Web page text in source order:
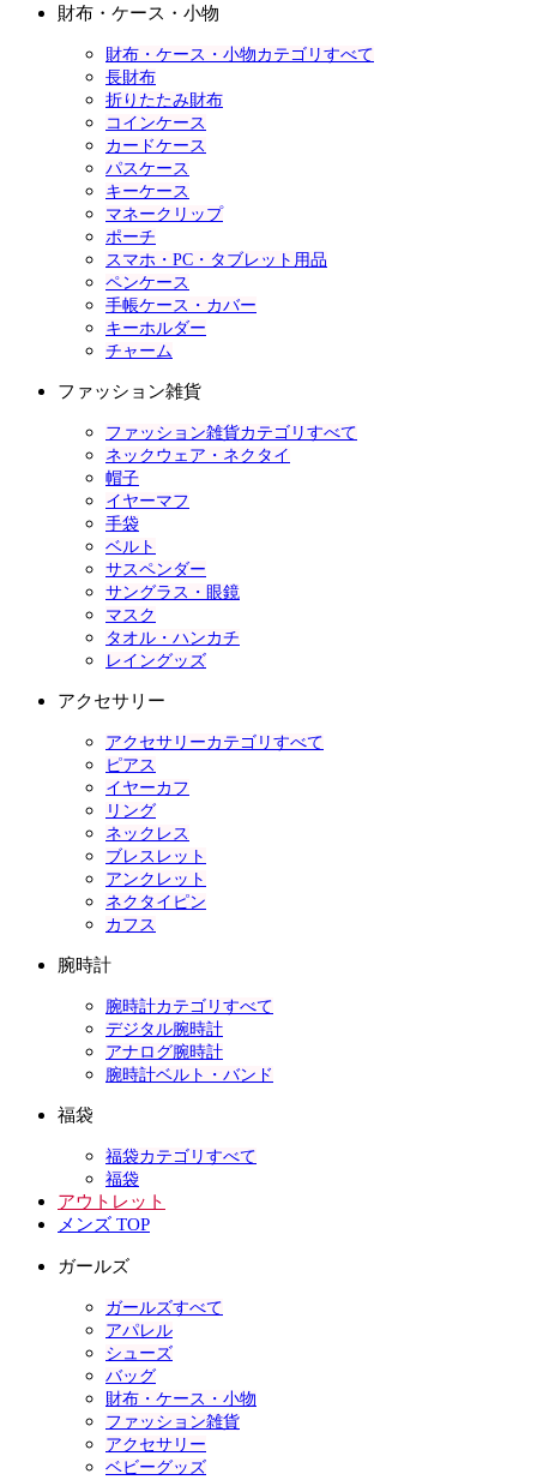
財布・ケース・小物
財布・ケース・小物カテゴリすべて
長財布
折りたたみ財布
コインケース
カードケース
パスケース
キーケース
マネークリップ
ポーチ
スマホ・PC・タブレット用品
ペンケース
手帳ケース・カバー
キーホルダー
チャーム
ファッション雑貨
ファッション雑貨カテゴリすべて
ネックウェア・ネクタイ
帽子
イヤーマフ
手袋
ベルト
サスペンダー
サングラス・眼鏡
マスク
タオル・ハンカチ
レイングッズ
アクセサリー
アクセサリーカテゴリすべて
ピアス
イヤーカフ
リング
ネックレス
ブレスレット
アンクレット
ネクタイピン
カフス
腕時計
腕時計カテゴリすべて
デジタル腕時計
アナログ腕時計
腕時計ベルト・バンド
福袋
福袋カテゴリすべて
福袋
アウトレット
メンズ TOP
ガールズ
ガールズすべて
アパレル
シューズ
バッグ
財布・ケース・小物
ファッション雑貨
アクセサリー
ベビーグッズ